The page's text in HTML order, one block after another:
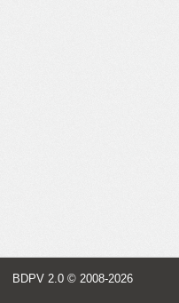
BDPV 2.0 © 2008-2026